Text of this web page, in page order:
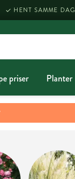
HENT SAMME DAG
priser Planter